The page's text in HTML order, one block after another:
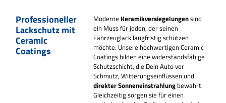
Professioneller
Lackschutz mit
Ceramic
Coatings
Moderne Keramikversiegelungensind
ein Muss für jeden, der seinen
Fahrzeuglack langfristig schützen
möchte. Unsere hochwertigen Ceramic
Coatings bilden eine widerstandsfähige
Schutzschicht, die Dein Auto vor
Schmutz, Witterungseinflüssen und
direkter Sonneneinstrahlung bewahrt.
Gleichzeitig sorgen sie für einen